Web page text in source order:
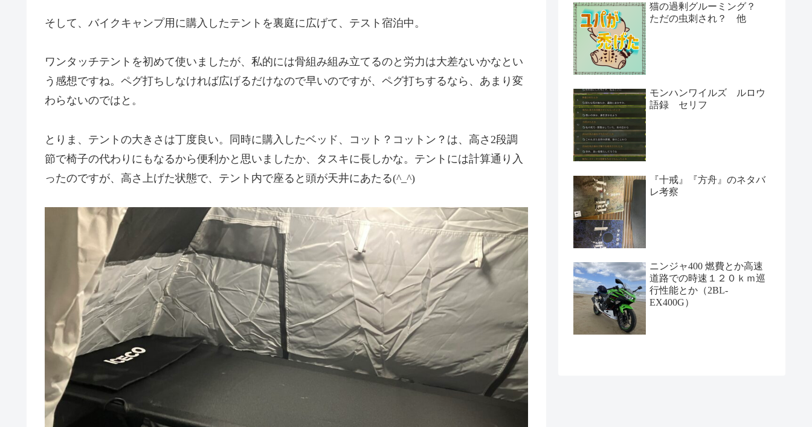
そして、バイクキャンプ用に購入したテントを裏庭に広げて、テスト宿泊中。
ワンタッチテントを初めて使いましたが、私的には骨組み組み立てるのと労力は大差ないかなとい
う感想ですね。ペグ打ちしなければ広げるだけなので早いのですが、ペグ打ちするなら、あまり変
わらないのではと。
とりま、テントの大きさは丁度良い。同時に購入したベッド、コット？コットン？は、高さ2段調
節で椅子の代わりにもなるから便利かと思いましたか、タスキに長しかな。テントには計算通り入
ったのですが、高さ上げた状態で、テント内で座ると頭が天井にあたる(^_^)
猫の過剰グルーミング？
ただの虫刺され？ 他
モンハンワイルズ ルロウ
語録 セリフ
『十戒』『方舟』のネタバ
レ考察
ニンジャ400 燃費とか高速
道路での時速１２０ｋｍ巡
行性能とか（2BL-
EX400G）